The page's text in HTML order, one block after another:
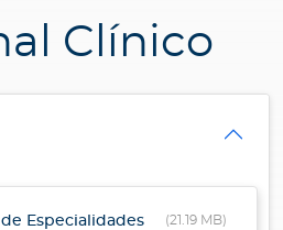
Clínico
Especialidades (21.19 MB)